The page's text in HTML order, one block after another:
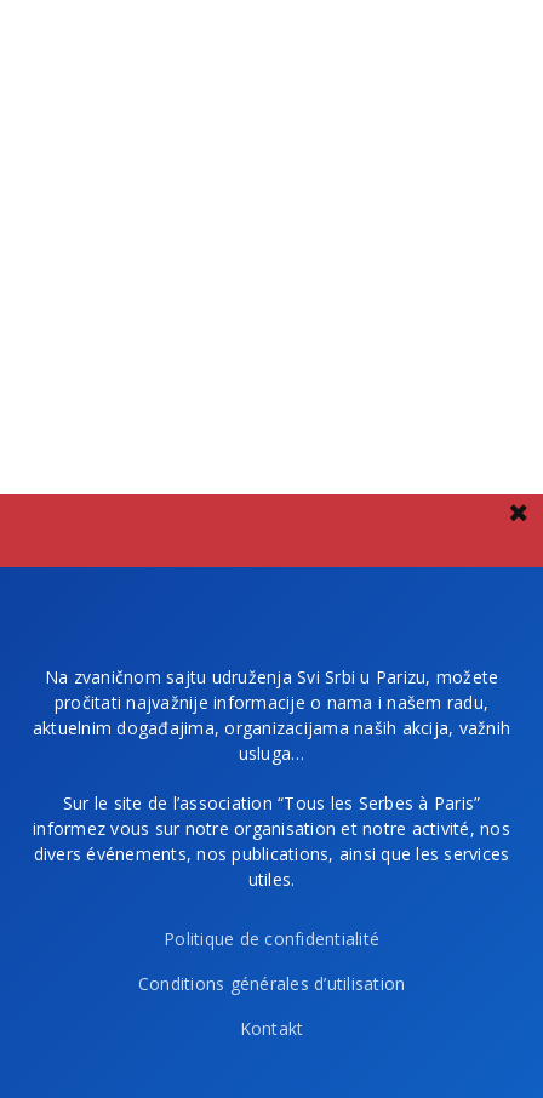
Na zvaničnom sajtu udruženja Svi Srbi u Parizu, možete
pročitati najvažnije informacije o nama i našem radu,
aktuelnim događajima, organizacijama naših akcija, važnih
usluga…
Sur le site de l’association “Tous les Serbes à Paris”
informez vous sur notre organisation et notre activité, nos
divers événements, nos publications, ainsi que les services
utiles.
Politique de confidentialité
Conditions générales d’utilisation
Kontakt